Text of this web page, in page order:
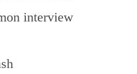
interview